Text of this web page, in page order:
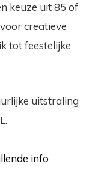
keuze uit 85 of
creatieve
tot feestelijke
uitstraling
info